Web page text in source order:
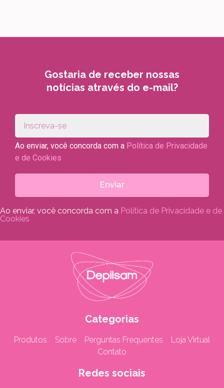
Gostaria de receber nossas
notícias através do e-mail?
Ao enviar, você concorda com a Política de Privacidade
e de Cookies
Enviar
Ao enviar, você concorda com a Política de Privacidade e de
Cookies
Categorias
Produtos Sobre Perguntas Frequentes
Loja Virtual
Contato
Redes sociais